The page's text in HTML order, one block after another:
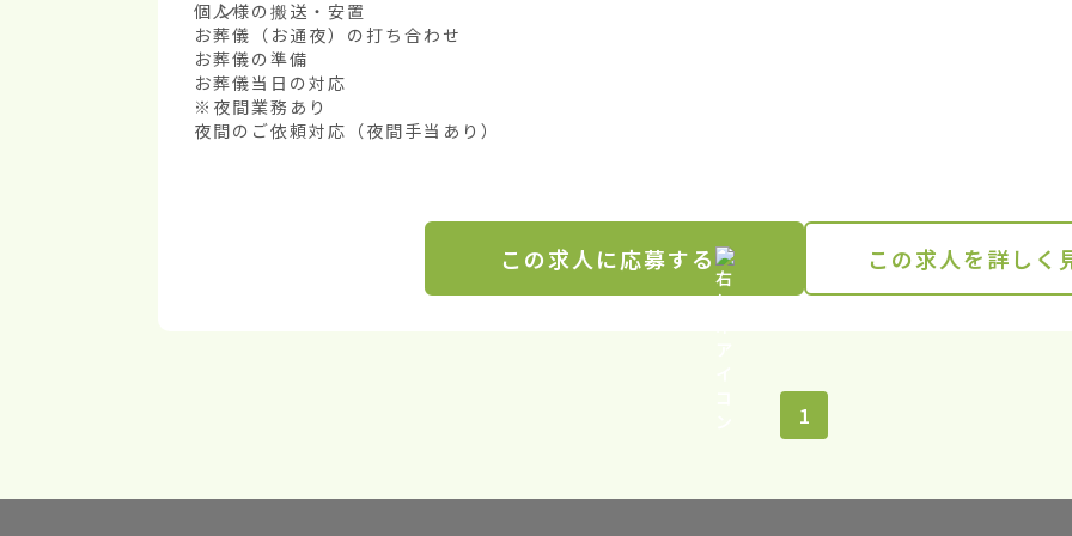
個人様の搬送・安置
お葬儀（お通夜）の打ち合わせ
お葬儀の準備
お葬儀当日の対応
※夜間業務あり
夜間のご依頼対応（夜間手当あり）
この求人に応募する この求人を詳しく
1